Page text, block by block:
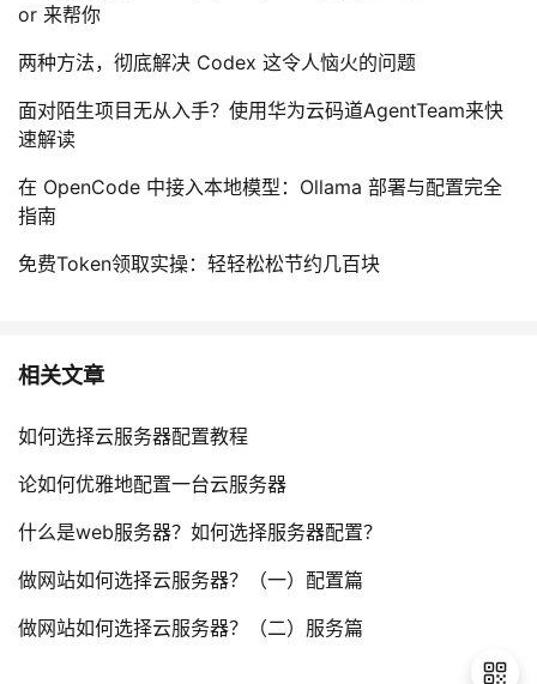
or 来帮你
两种方法，彻底解决 Codex 这令人恼火的问题
面对陌生项目无从入手？使用华为云码道AgentTeam来快
速解读
在 OpenCode 中接入本地模型：Ollama 部署与配置完全
指南
免费Token领取实操：轻轻松松节约几百块
相关文章
如何选择云服务器配置教程
论如何优雅地配置一台云服务器
什么是web服务器？如何选择服务器配置？
做网站如何选择云服务器？（一）配置篇
做网站如何选择云服务器？（二）服务篇